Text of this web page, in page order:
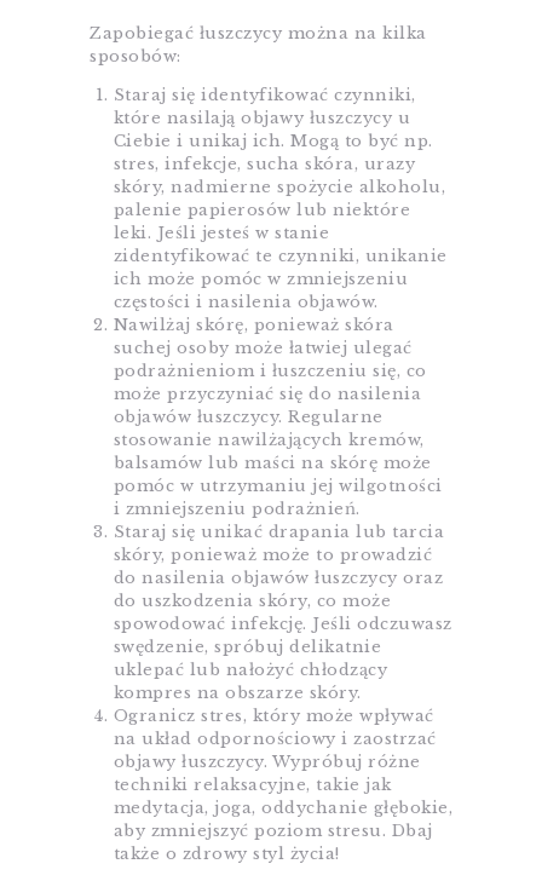
Zapobiegać łuszczycy można na kilka
sposobów:
Staraj się identyfikować czynniki,
które nasilają objawy łuszczycy u
Ciebie i unikaj ich. Mogą to być np.
stres, infekcje, sucha skóra, urazy
skóry, nadmierne spożycie alkoholu,
palenie papierosów lub niektóre
leki. Jeśli jesteś w stanie
zidentyfikować te czynniki, unikanie
ich może pomóc w zmniejszeniu
częstości i nasilenia objawów.
Nawilżaj skórę, ponieważ skóra
suchej osoby może łatwiej ulegać
podrażnieniom i łuszczeniu się, co
może przyczyniać się do nasilenia
objawów łuszczycy. Regularne
stosowanie nawilżających kremów,
balsamów lub maści na skórę może
pomóc w utrzymaniu jej wilgotności
i zmniejszeniu podrażnień.
Staraj się unikać drapania lub tarcia
skóry, ponieważ może to prowadzić
do nasilenia objawów łuszczycy oraz
do uszkodzenia skóry, co może
spowodować infekcję. Jeśli odczuwasz
swędzenie, spróbuj delikatnie
uklepać lub nałożyć chłodzący
kompres na obszarze skóry.
Ogranicz stres, który może wpływać
na układ odpornościowy i zaostrzać
objawy łuszczycy. Wypróbuj różne
techniki relaksacyjne, takie jak
medytacja, joga, oddychanie głębokie,
aby zmniejszyć poziom stresu. Dbaj
także o zdrowy styl życia!